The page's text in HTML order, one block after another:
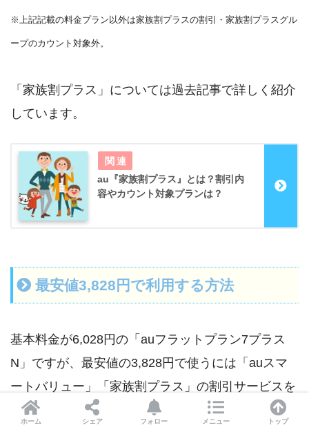
※上記記載の料金プラン以外は家族割プラスの割引・家族割プラスグル
ープのカウント対象外。
「家族割プラス」については過去記事で詳しく紹介
しています。
au『家族割プラス』とは？割引内
容やカウント対象プランは？
最安値3,828円で利用する方法
基本料金が6,028円の「auフラットプラン7プラス
N」ですが、最安値の3,828円で使うには「auスマ
ートバリュー」「家族割プラス」の割引サービスを
利用する必要があります。
ホーム シェア フォロー メニュー トップ